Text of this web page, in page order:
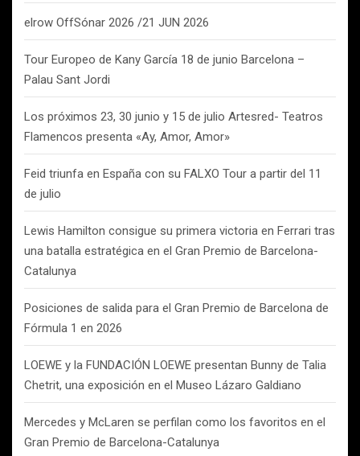
elrow OffSónar 2026 /21 JUN 2026
Tour Europeo de Kany García 18 de junio Barcelona –
Palau Sant Jordi
Los próximos 23, 30 junio y 15 de julio Artesred- Teatros
Flamencos presenta «Ay, Amor, Amor»
Feid triunfa en España con su FALXO Tour a partir del 11
de julio
Lewis Hamilton consigue su primera victoria en Ferrari tras
una batalla estratégica en el Gran Premio de Barcelona-
Catalunya
Posiciones de salida para el Gran Premio de Barcelona de
Fórmula 1 en 2026
LOEWE y la FUNDACIÓN LOEWE presentan Bunny de Talia
Chetrit, una exposición en el Museo Lázaro Galdiano
Mercedes y McLaren se perfilan como los favoritos en el
Gran Premio de Barcelona-Catalunya